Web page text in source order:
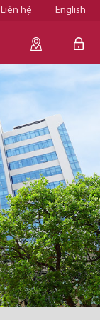
Liên hệ English